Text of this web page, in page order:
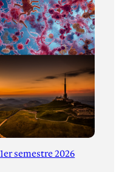
semestre 2026